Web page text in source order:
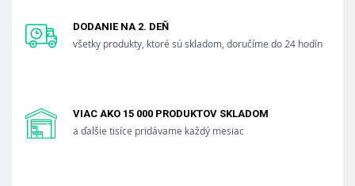
DODANIE NA 2. DEŇ
všetky produkty, ktoré sú skladom, doručíme do 24 hodín
VIAC AKO 15 000 PRODUKTOV SKLADOM
a ďalšie tisíce pridávame každý mesiac